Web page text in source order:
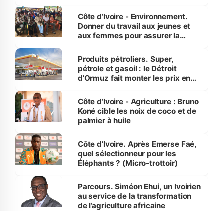
Côte d’Ivoire - Environnement.
Donner du travail aux jeunes et
aux femmes pour assurer la
menacées
Produits pétroliers. Super,
pétrole et gasoil : le Détroit
d’Ormuz fait monter les prix en
Côte d’Ivoire - Agriculture : Bruno
Koné cible les noix de coco et de
palmier à huile
Côte d’Ivoire. Après Emerse Faé,
quel sélectionneur pour les
Éléphants ? (Micro-trottoir)
Parcours. Siméon Ehui, un Ivoirien
au service de la transformation
de l’agriculture africaine